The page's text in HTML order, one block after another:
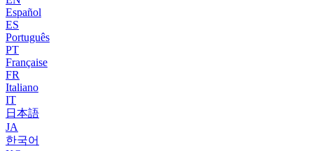
Español
ES
Português
PT
Française
FR
Italiano
IT
日本語
JA
한국어